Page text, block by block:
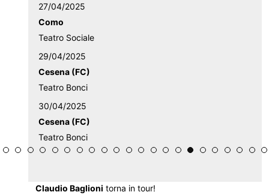
27/04/2025
Como
Teatro Sociale
29/04/2025
Cesena (FC)
Teatro Bonci
30/04/2025
Cesena (FC)
Teatro Bonci
Claudio Baglioni torna in tour!